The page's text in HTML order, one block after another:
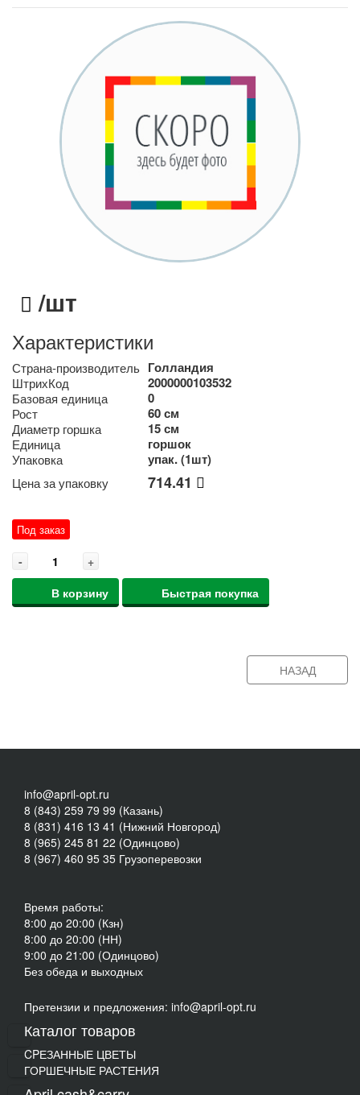
/шт
Характеристики
Страна-производитель Голландия
ШтрихКод 2000000103532
Базовая единица 0
Рост 60 см
Диаметр горшка 15 см
Единица горшок
Упаковка упак. (1шт)
Цена за упаковку 714.41
Под заказ
-
+
В корзину
Быстрая покупка
НАЗАД
info@april-opt.ru
8 (843) 259 79 99 (Казань)
8 (831) 416 13 41 (Нижний Новгород)
8 (965) 245 81 22 (Одинцово)
8 (967) 460 95 35 Грузоперевозки
Время работы:
8:00 до 20:00 (Кзн)
8:00 до 20:00 (НН)
9:00 до 21:00 (Одинцово)
Без обеда и выходных
Претензии и предложения: info@april-opt.ru
Каталог товаров
CPЕЗАННЫЕ ЦВЕТЫ
ГОРШЕЧНЫЕ РАСТЕНИЯ